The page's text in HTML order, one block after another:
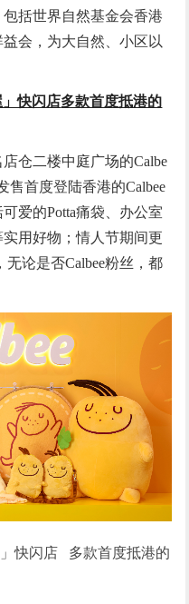
括世界自然基金会香港
会，为大自然、小区以
」快闪店多款首度抵港的
仓二楼中庭广场的Calbe
售首度登陆香港的Calbee
爱的Potta痛袋、办公室
用好物；情人节期间更
无论是否Calbee粉丝，都
」快闪店 多款首度抵港的